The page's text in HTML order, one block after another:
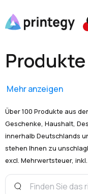
Produkte
Mehr anzeigen
Über 100 Produkte aus
Geschenke, Haushalt,
innerhalb Deutschlands
stehen Ihnen zu
excl. Mehrwertsteuer,